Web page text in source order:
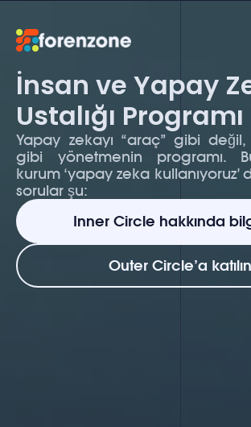
İnsan ve Yapay
Ustalığı Programı
Yapay zekayı “araç” gibi
gibi yönetmenin programı.
kurum ‘yapay zeka kullanıyoruz’
sorular şu:
Inner Circle hakkında
Inner Circle hakkında
Outer Circle’a katılın
Outer Circle’a katılın